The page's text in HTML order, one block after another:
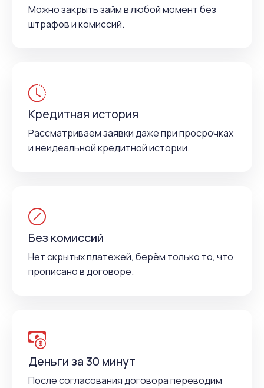
Можно закрыть займ в любой момент без
штрафов и комиссий.
Кредитная история
Рассматриваем заявки даже при просрочках
и неидеальной кредитной истории.
Без комиссий
Нет скрытых платежей, берём только то, что
прописано в договоре.
Деньги за 30 минут
После согласования договора переводим